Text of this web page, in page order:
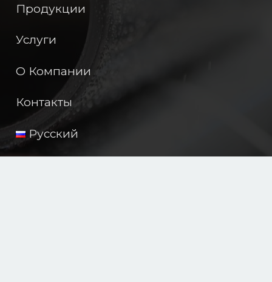
Продукции
Услуги
О Компании
Контакты
Русский